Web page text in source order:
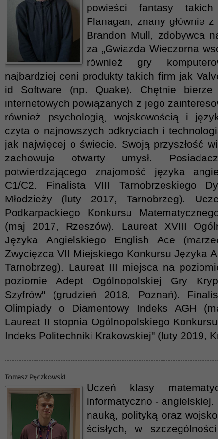
powieści fantasy
Flanagan, znany głównie z
Brandon Mull, zdobywca
za „Gwiazda Wieczorna
również gry
najbardziej ceni produkty takich firm jak
id Software (np. Quake). Chętnie bierze
internetowych powiązanych z jego
również psychologią, wojskowością i
czyta o najnowszych odkryciach i
jak najwięcej o świecie. Swoją przyszłość
zachowuje otwarty umysł.
potwierdzającego znajomość języka
C1/C2. Finalista VIII Tarnobrzeskiego
Młodzieży (luty 2017, Tarnobrzeg).
Podkarpackiego Konkursu
(maj 2017, Rzeszów). Laureat XVIII
Języka Angielskiego English Ace
Zwycięzca VII Miejskiego Konkursu Języka
Tarnobrzeg). Laureat III miejsca na
poziomie Adept Ogólnopolskiej Gry
Szyfrów" (grudzień 2018, Poznań).
Olimpiady o Diamentowy Indeks AGH
Laureat II stopnia Ogólnopolskiego
Indeks Politechniki Krakowskiej" (luty 2019,
Tomasz Pęczkowski
Uczeń klasy
informatyczno -
nauką, polityką oraz
ścisłych, w